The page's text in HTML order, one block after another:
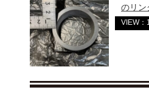
のリン
VIEW：